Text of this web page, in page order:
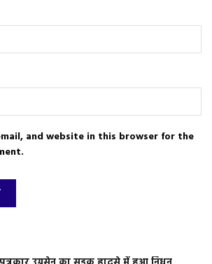
and website in this browser for the